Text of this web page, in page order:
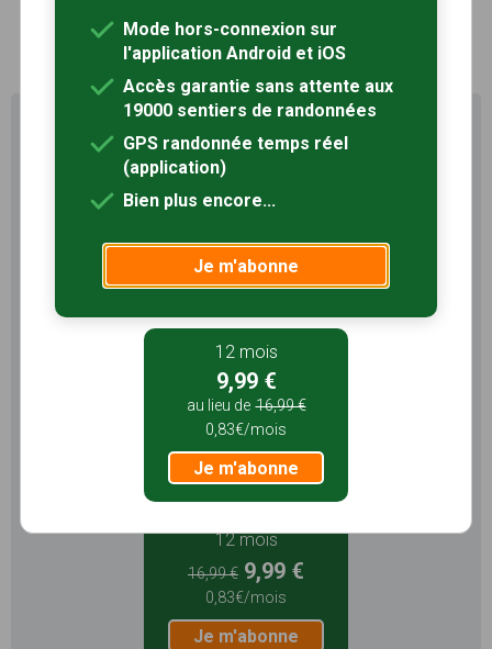
1
Profitez au maximum de
Sentiers en France avec rando
potentiel qu'offre Sentiers en France :
Pas de pub
Favoris illimités
Mode hors-connexion
3 mois
5,99 €
1,99€/mois
Je m'abonne
12 mois
16,99 € 9,99 €
0,83€/mois
Je m'abonne
Mode hors-connexion sur
l'application Android et iOS
Accès garantie sans attente aux
19000 sentiers de randonnées
GPS randonnée temps réel
(application)
Bien plus encore...
Je m'abonne
12 mois
9,99 €
au lieu de 16,99 €
0,83€/mois
Je m'abonne